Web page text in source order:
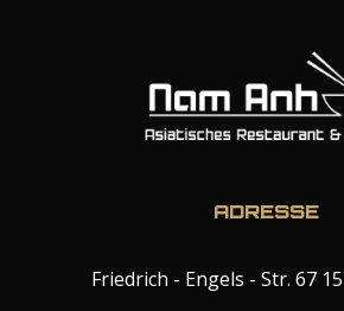
ADRESSE
Friedrich - Engels - Str. 67